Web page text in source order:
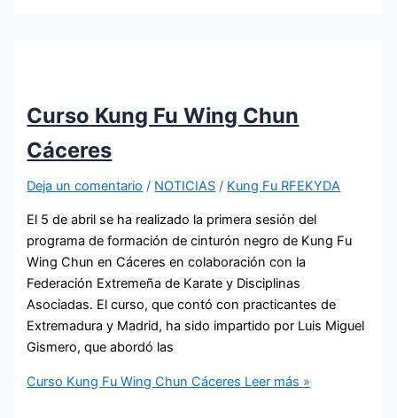
Curso Kung Fu Wing Chun
Cáceres
Deja un comentario / NOTICIAS / Kung Fu RFEKYDA
El 5 de abril se ha realizado la primera sesión del
programa de formación de cinturón negro de Kung Fu
Wing Chun en Cáceres en colaboración con la
Federación Extremeña de Karate y Disciplinas
Asociadas. El curso, que contó con practicantes de
Extremadura y Madrid, ha sido impartido por Luis Miguel
Gismero, que abordó las
Curso Kung Fu Wing Chun Cáceres Leer más »